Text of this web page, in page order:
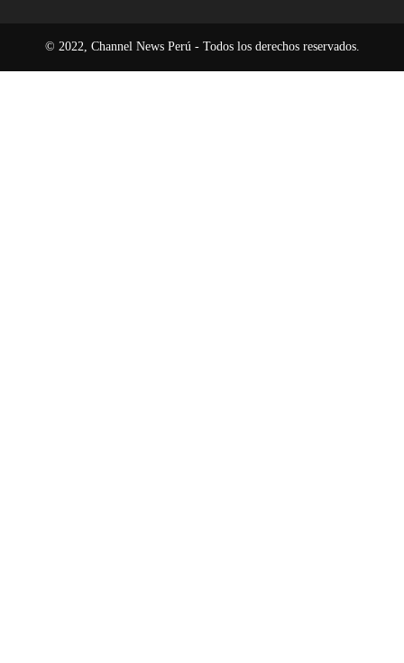
© 2022, Channel News Perú - Todos los derechos reservados.